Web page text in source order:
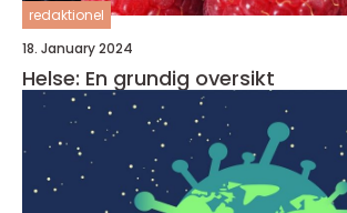
redaktionel
18. January 2024
Helse: En grundig oversikt